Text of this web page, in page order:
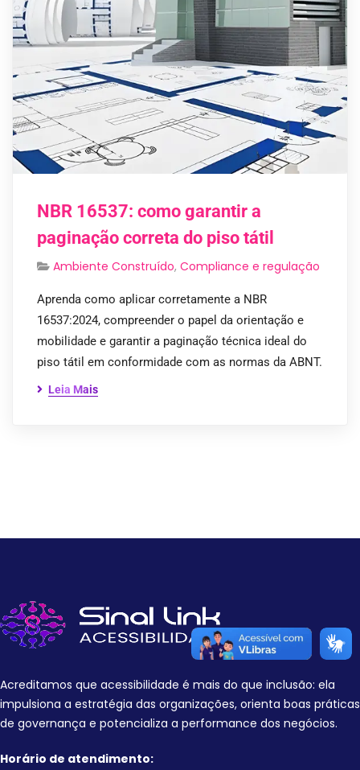
NBR 16537: como garantir a
paginação correta do piso tátil
Ambiente Construído, Compliance e regulação
Aprenda como aplicar corretamente a NBR
16537:2024, compreender o papel da orientação e
mobilidade e garantir a paginação técnica ideal do
piso tátil em conformidade com as normas da ABNT.
Leia Mais
Acreditamos que acessibilidade é mais do que inclusão: ela
impulsiona a estratégia das organizações, orienta boas práticas
de governança e potencializa a performance dos negócios.
Horário de atendimento: